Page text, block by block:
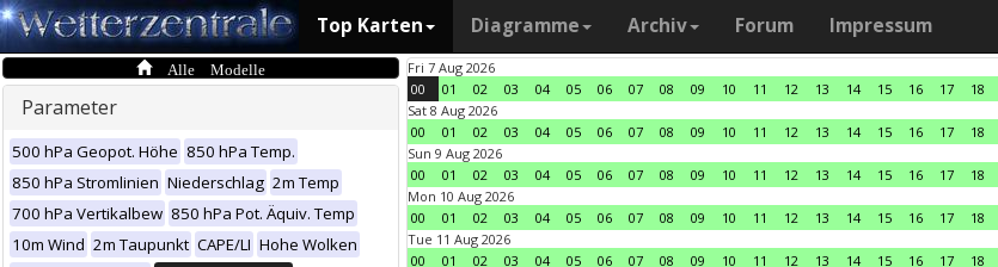
Top Karten Diagramme Archiv Forum Impressum
Alle Modelle
Parameter
500 hPa Geopot. Höhe 850 hPa Temp.
850 hPa Stromlinien Niederschlag 2m Temp
700 hPa Vertikalbew 850 hPa Pot. Äquiv. Temp
10m Wind 2m Taupunkt CAPE/LI Hohe Wolken
Fri 7 Aug 2026
00
01 02 03 04 05 06 07 08 09 10 11 12 13 14 15 16 17 18
Sat 8 Aug 2026
00
01 02 03 04 05 06 07 08 09 10 11 12 13 14 15 16 17 18
Sun 9 Aug 2026
00
01 02 03 04 05 06 07 08 09 10 11 12 13 14 15 16 17 18
Mon 10 Aug 2026
00
01 02 03 04 05 06 07 08 09 10 11 12 13 14 15 16 17 18
Tue 11 Aug 2026
00
01 02 03 04 05 06 07 08 09 10 11 12 13 14 15 16 17 18